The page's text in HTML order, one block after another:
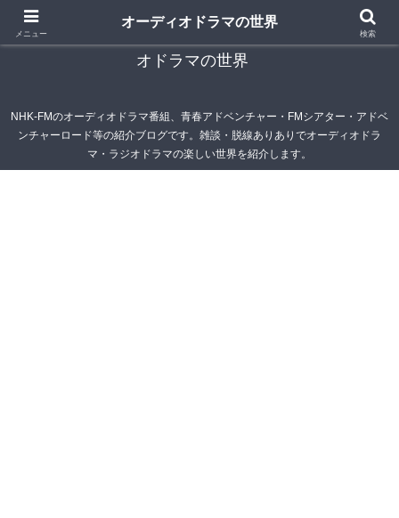
青春アドベンチャー雑記帳～オーディオドラマ・ラジ
オドラマの世界
NHK-FMのオーディオドラマ番組、青春アドベンチャー・FMシアター・アドベ
ンチャーロード等の紹介ブログです。雑談・脱線ありありでオーディオドラ
マ・ラジオドラマの楽しい世界を紹介します。
メニュー
オーディオドラマの世界
検索